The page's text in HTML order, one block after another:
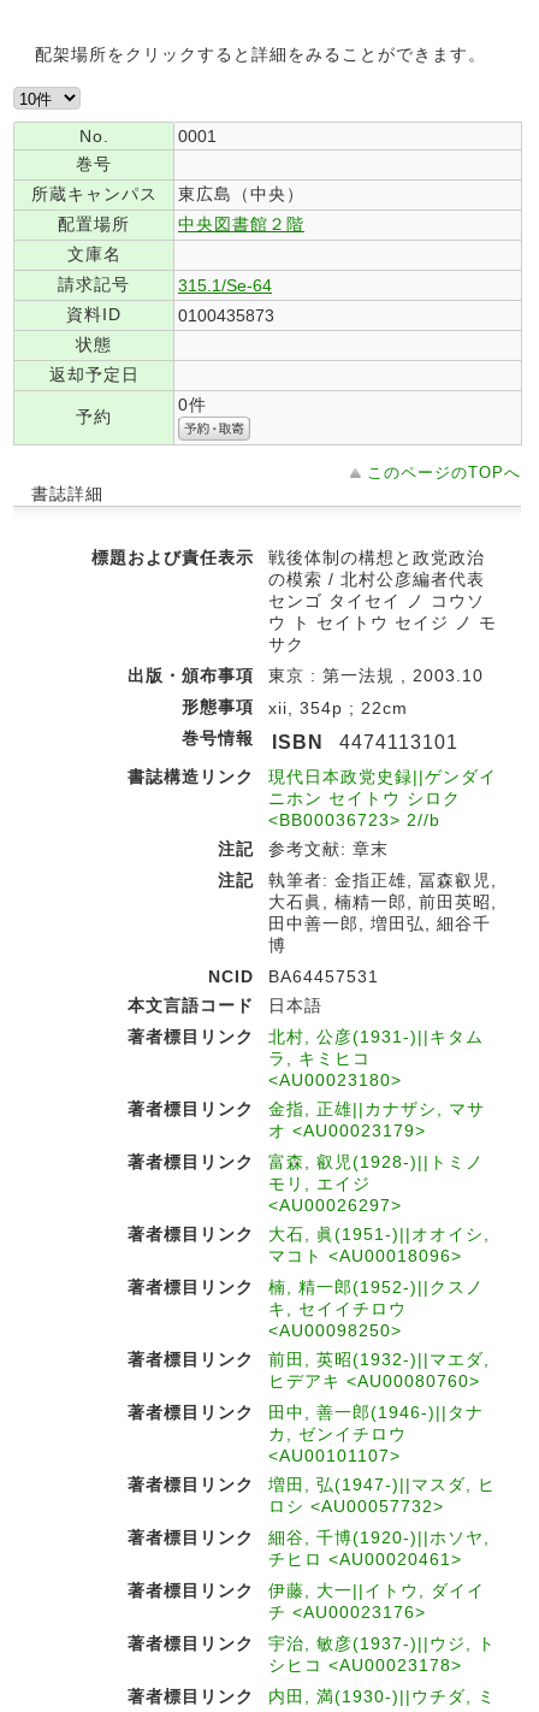
配架場所をクリックすると詳細をみることができます。
No.
0001
巻号
所蔵キャンパス
東広島（中央）
配置場所
中央図書館２階
文庫名
請求記号
315.1/Se-64
資料ID
0100435873
状態
返却予定日
予約
0件
このページのTOPへ
書誌詳細
標題および責任表示
戦後体制の構想と政党政治
の模索 / 北村公彦編者代表
センゴ タイセイ ノ コウソ
ウ ト セイトウ セイジ ノ モ
サク
出版・頒布事項
東京 : 第一法規 , 2003.10
形態事項
xii, 354p ; 22cm
巻号情報
ISBN 4474113101
書誌構造リンク
現代日本政党史録||ゲンダイ
ニホン セイトウ シロク
<BB00036723> 2//b
注記
参考文献: 章末
注記
執筆者: 金指正雄, 冨森叡児,
大石眞, 楠精一郎, 前田英昭,
田中善一郎, 増田弘, 細谷千
博
NCID
BA64457531
本文言語コード
日本語
著者標目リンク
北村, 公彦(1931-)||キタム
ラ, キミヒコ
<AU00023180>
著者標目リンク
金指, 正雄||カナザシ, マサ
オ <AU00023179>
著者標目リンク
富森, 叡児(1928-)||トミノ
モリ, エイジ
<AU00026297>
著者標目リンク
大石, 眞(1951-)||オオイシ,
マコト <AU00018096>
著者標目リンク
楠, 精一郎(1952-)||クスノ
キ, セイイチロウ
<AU00098250>
著者標目リンク
前田, 英昭(1932-)||マエダ,
ヒデアキ <AU00080760>
著者標目リンク
田中, 善一郎(1946-)||タナ
カ, ゼンイチロウ
<AU00101107>
著者標目リンク
増田, 弘(1947-)||マスダ, ヒ
ロシ <AU00057732>
著者標目リンク
細谷, 千博(1920-)||ホソヤ,
チヒロ <AU00020461>
著者標目リンク
伊藤, 大一||イトウ, ダイイ
チ <AU00023176>
著者標目リンク
宇治, 敏彦(1937-)||ウジ, ト
シヒコ <AU00023178>
著者標目リンク
内田, 満(1930-)||ウチダ, ミ